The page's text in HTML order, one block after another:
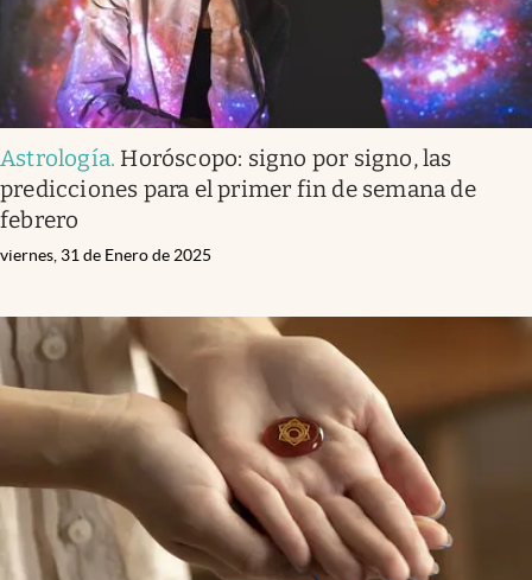
Astrología. Horóscopo: signo por signo, las
predicciones para el primer fin de semana de
febrero
viernes, 31 de Enero de 2025